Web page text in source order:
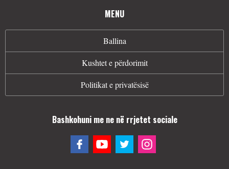
MENU
Ballina
Kushtet e përdorimit
Politikat e privatësisë
Bashkohuni me ne në rrjetet sociale